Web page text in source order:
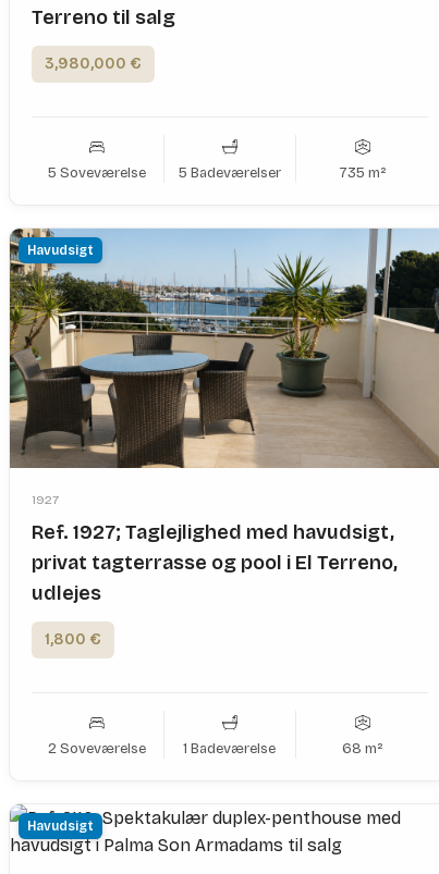
Terreno til salg
3,980,000 €
5 Soveværelse 5 Badeværelser 735 m²
Havudsigt
1927
Ref. 1927; Taglejlighed med havudsigt,
privat tagterrasse og pool i El Terreno,
udlejes
1,800 €
2 Soveværelse 1 Badeværelse 68 m²
Havudsigt